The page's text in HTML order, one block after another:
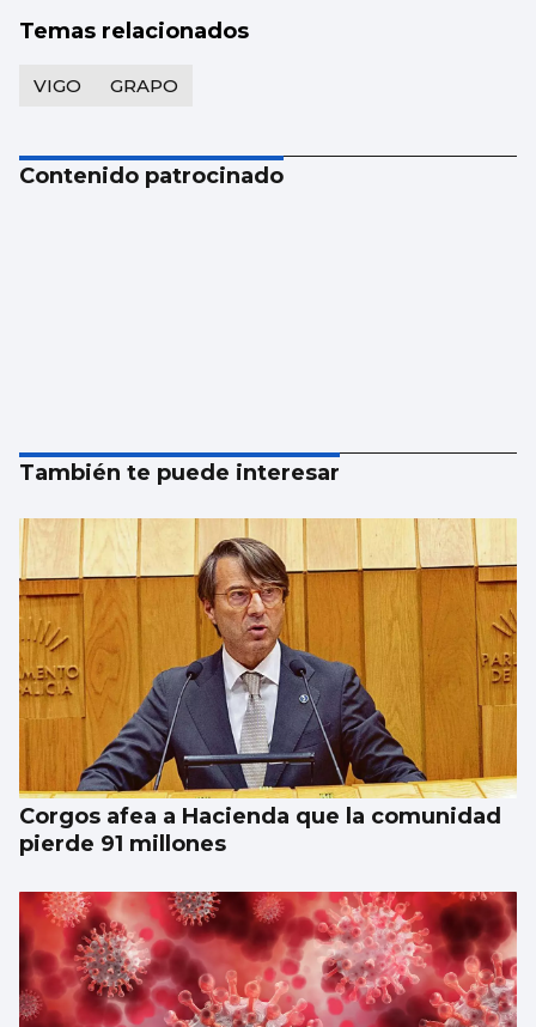
Temas relacionados
VIGO GRAPO
Contenido patrocinado
También te puede interesar
Corgos afea a Hacienda que la comunidad
pierde 91 millones